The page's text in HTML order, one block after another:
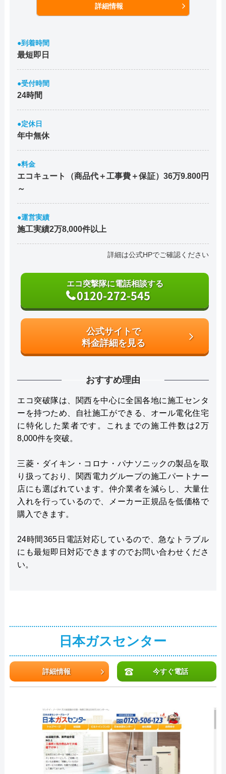
詳細情報
●到着時間
最短即日
●受付時間
24時間
●定休日
年中無休
●料金
エコキュート（商品代＋工事費＋保証）36万9.800円
～
●運営実績
施工実績2万8,000件以上
詳細は公式HPでご確認ください
エコ突撃隊に電話相談する
0120-272-545
公式サイトで
料金詳細を見る
おすすめ理由
エコ突破隊は、関西を中心に全国各地に施工センタ
ーを持つため、自社施工ができる、オール電化住宅
に特化した業者です。これまでの施工件数は2万
8,000件を突破。
三菱・ダイキン・コロナ・パナソニックの製品を取
り扱っており、関西電力グループの施工パートナー
店にも選ばれています。仲介業者を減らし、大量仕
入れを行っているので、メーカー正規品を低価格で
購入できます。
24時間365日電話対応しているので、急なトラブル
にも最短即日対応できますのでお問い合わせくださ
い。
日本ガスセンター
詳細情報 今すぐ電話